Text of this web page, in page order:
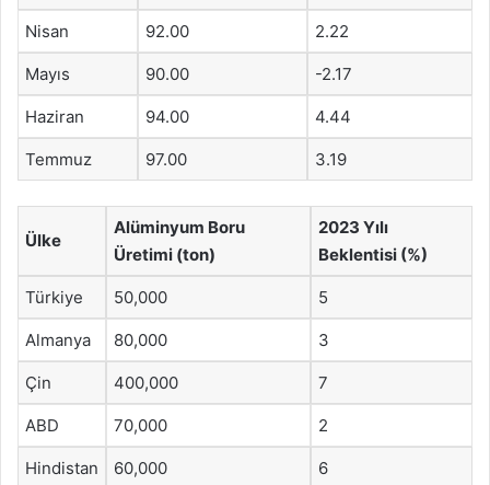
Nisan 92.00 2.22
Mayıs 90.00 -2.17
Haziran 94.00 4.44
Temmuz 97.00 3.19
Ülke
Alüminyum Boru
Üretimi (ton)
2023 Yılı
Beklentisi (%)
Türkiye 50,000 5
Almanya 80,000 3
Çin 400,000 7
ABD 70,000 2
Hindistan 60,000 6